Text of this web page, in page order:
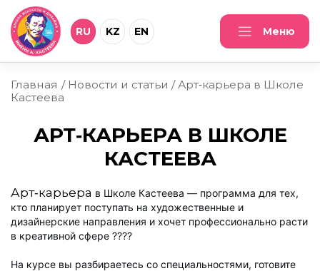
Меню
RU KZ EN
Главная Новости и статьи
Арт‑карьера в Школе
Кастеева
АРТ‑КАРЬЕРА В ШКОЛЕ
КАСТЕЕВА
Арт‑карьера в Школе Кастеева — программа для тех,
кто планирует поступать на художественные и
дизайнерские направления и хочет профессионально расти
в креативной сфере ????
На курсе вы разбираетесь со специальностями, готовите